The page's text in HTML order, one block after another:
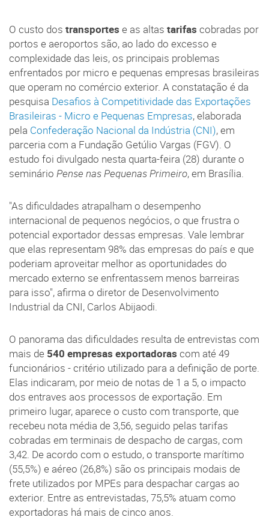
O custo dos transportes e as altas tarifas cobradas por
portos e aeroportos são, ao lado do excesso e
complexidade das leis, os principais problemas
enfrentados por micro e pequenas empresas brasileiras
que operam no comércio exterior. A constatação é da
pesquisa Desafios à Competitividade das Exportações
Brasileiras - Micro e Pequenas Empresas, elaborada
pela Confederação Nacional da Indústria (CNI), em
parceria com a Fundação Getúlio Vargas (FGV). O
estudo foi divulgado nesta quarta-feira (28) durante o
seminário Pense nas Pequenas Primeiro, em Brasília.
"As dificuldades atrapalham o desempenho
internacional de pequenos negócios, o que frustra o
potencial exportador dessas empresas. Vale lembrar
que elas representam 98% das empresas do país e que
poderiam aproveitar melhor as oportunidades do
mercado externo se enfrentassem menos barreiras
para isso", afirma o diretor de Desenvolvimento
Industrial da CNI, Carlos Abijaodi.
O panorama das dificuldades resulta de entrevistas com
mais de 540 empresas exportadoras com até 49
funcionários - critério utilizado para a definição de porte.
Elas indicaram, por meio de notas de 1 a 5, o impacto
dos entraves aos processos de exportação. Em
primeiro lugar, aparece o custo com transporte, que
recebeu nota média de 3,56, seguido pelas tarifas
cobradas em terminais de despacho de cargas, com
3,42. De acordo com o estudo, o transporte marítimo
(55,5%) e aéreo (26,8%) são os principais modais de
frete utilizados por MPEs para despachar cargas ao
exterior. Entre as entrevistadas, 75,5% atuam como
exportadoras há mais de cinco anos.